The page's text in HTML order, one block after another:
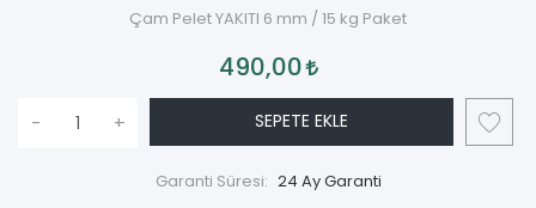
Çam Pelet YAKITI 6 mm / 15 kg Paket
490,00
- + SEPETE EKLE
Garanti Süresi: 24 Ay Garanti